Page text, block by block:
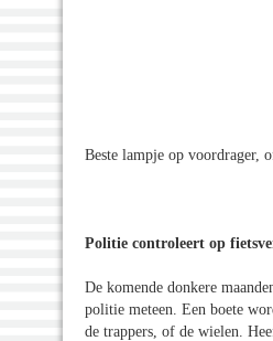
Beste lampje op voordrager,
Politie controleert op
De komende donkere
politie meteen. Een boete
de trappers, of de wielen.